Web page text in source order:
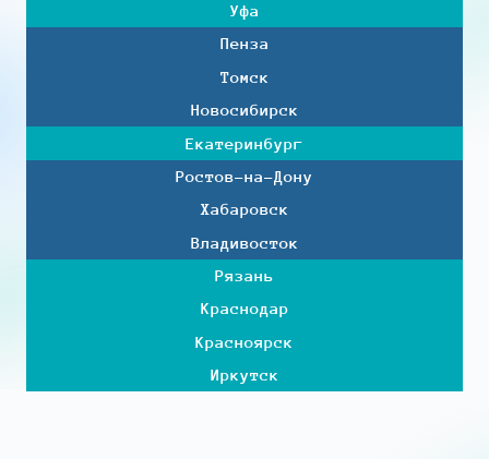
Уфа
Пенза
Томск
Новосибирск
Екатеринбург
Ростов-на-Дону
Хабаровск
Владивосток
Рязань
Краснодар
Красноярск
Иркутск